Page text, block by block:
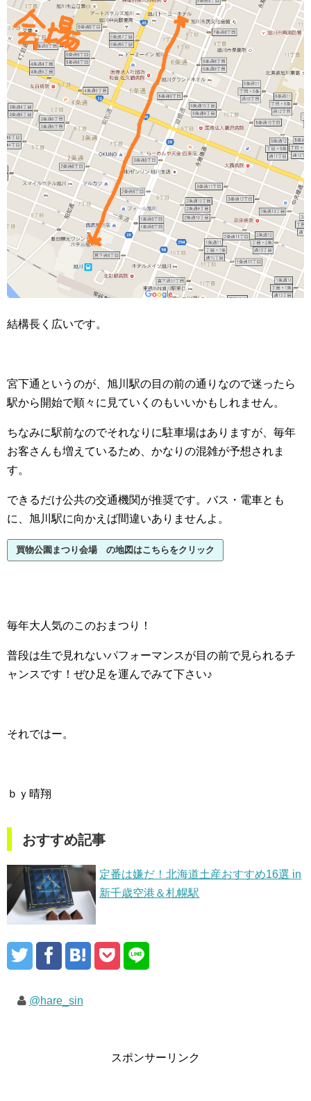
結構長く広いです。
宮下通というのが、旭川駅の目の前の通りなので迷ったら
駅から開始で順々に見ていくのもいいかもしれません。
ちなみに駅前なのでそれなりに駐車場はありますが、毎年
お客さんも増えているため、かなりの混雑が予想されま
す。
できるだけ公共の交通機関が推奨です。バス・電車とも
に、旭川駅に向かえば間違いありませんよ。
買物公園まつり会場 の地図はこちらをクリック
毎年大人気のこのおまつり！
普段は生で見れないパフォーマンスが目の前で見られるチ
ャンスです！ぜひ足を運んでみて下さい♪
それではー。
ｂｙ晴翔
おすすめ記事
定番は嫌だ！北海道土産おすすめ16選 in
新千歳空港＆札幌駅
@hare_sin
スポンサーリンク